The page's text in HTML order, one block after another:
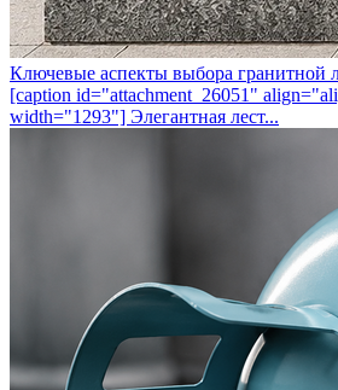
Ключевые аспекты выбора гранитной
[caption id="attachment_26051"
width="1293"] Элегантная лест...